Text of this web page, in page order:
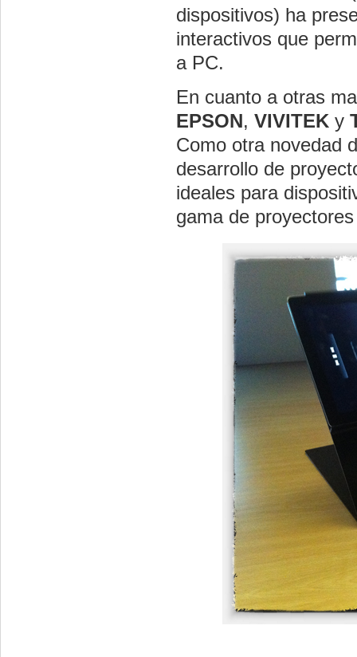
dispositivos) ha
interactivos que
a PC.
En cuanto a otras
EPSON, VIVITEK y
Como otra novedad
desarrollo de
ideales para
gama de